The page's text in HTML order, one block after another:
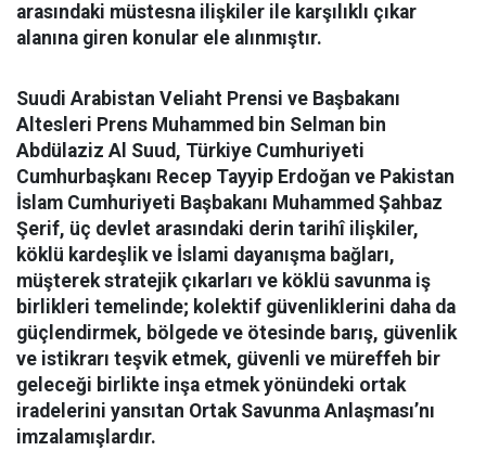
arasındaki müstesna ilişkiler ile karşılıklı çıkar
alanına giren konular ele alınmıştır.
Suudi Arabistan Veliaht Prensi ve Başbakanı
Altesleri Prens Muhammed bin Selman bin
Abdülaziz Al Suud, Türkiye Cumhuriyeti
Cumhurbaşkanı Recep Tayyip Erdoğan ve Pakistan
İslam Cumhuriyeti Başbakanı Muhammed Şahbaz
Şerif, üç devlet arasındaki derin tarihî ilişkiler,
köklü kardeşlik ve İslami dayanışma bağları,
müşterek stratejik çıkarları ve köklü savunma iş
birlikleri temelinde; kolektif güvenliklerini daha da
güçlendirmek, bölgede ve ötesinde barış, güvenlik
ve istikrarı teşvik etmek, güvenli ve müreffeh bir
geleceği birlikte inşa etmek yönündeki ortak
iradelerini yansıtan Ortak Savunma Anlaşması’nı
imzalamışlardır.